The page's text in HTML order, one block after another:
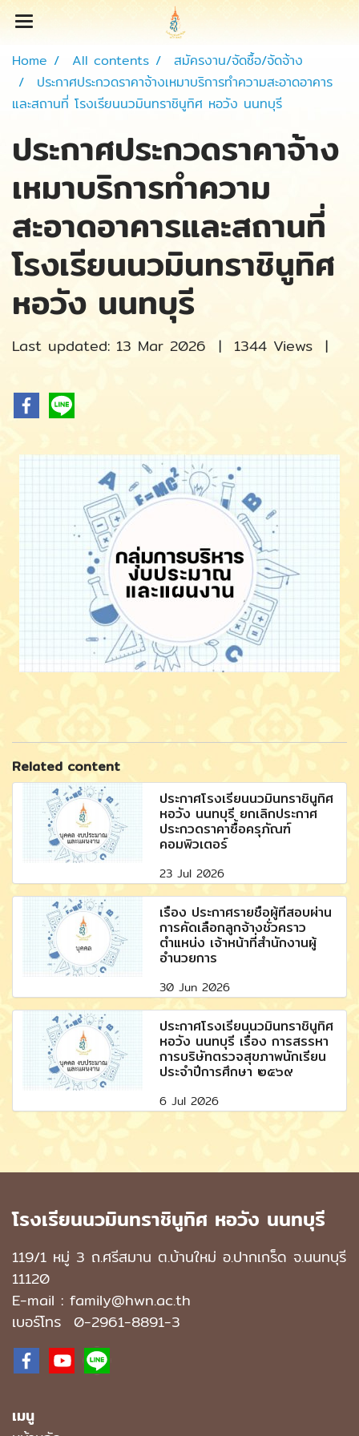
Home All contents
สมัครงาน/จัดซื้อ/จัดจ้าง
ประกาศประกวดราคาจ้างเหมาบริการทำความสะอาดอาคาร
และสถานที่ โรงเรียนนวมินทราชินูทิศ หอวัง นนทบุรี
ประกาศประกวดราคาจ้าง
เหมาบริการทำความ
สะอาดอาคารและสถานที่
โรงเรียนนวมินทราชินูทิศ
หอวัง นนทบุรี
Last updated: 13 Mar 2026 | 1344 Views |
Related content
ประกาศโรงเรียนนวมินทราชินูทิศ
หอวัง นนทบุรี ยกเลิกประกาศ
ประกวดราคาซื้อครุภัณฑ์
คอมพิวเตอร์
23 Jul 2026
เรื่อง ประกาศรายชื่อผู้ที่สอบผ่าน
การคัดเลือกลูกจ้างชั่วคราว
ตำแหน่ง เจ้าหน้าที่สำนักงานผู้
อำนวยการ
30 Jun 2026
ประกาศโรงเรียนนวมินทราชินูทิศ
หอวัง นนทบุรี เรื่อง การสรรหา
การบริษัทตรวจสุขภาพนักเรียน
ประจำปีการศึกษา ๒๕๖๙
6 Jul 2026
โรงเรียนนวมินทราชินูทิศ หอวัง นนทบุรี
119/1 หมู่ 3 ถ.ศรีสมาน ต.บ้านใหม่ อ.ปากเกร็ด จ.นนทบุรี
11120
E-mail : family@hwn.ac.th
เบอร์โทร 0-2961-8891-3
เมนู